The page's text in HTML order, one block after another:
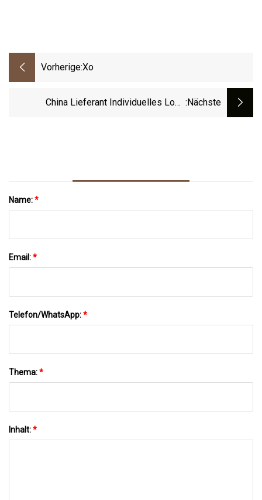
Vorherige:Xo
China Lieferant Individuelles Logo :nächste
Name:*
Email:*
Telefon/WhatsApp:*
Thema:*
Inhalt:*